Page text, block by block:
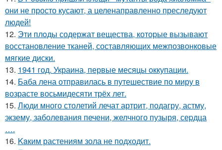
они не просто кусают, а целенаправленно преследуют
людей!
12. Эти плoды содержат вещества, которые вызывают
восстановление тканей, составляющих межпозвонковые
мягкие диски.
13. 1941 год. Украина, первые месяцы оккупации.
14. Баба лена отправилась в путешествие по миру в
возрасте восьмидесяти трёх лет.
15. Люди много столетий лечат артрит, подагру, астму,
экзему, заболевания печени, желчного пузыря, сеpдца
….
16. Kaким растениям зола не подходит.